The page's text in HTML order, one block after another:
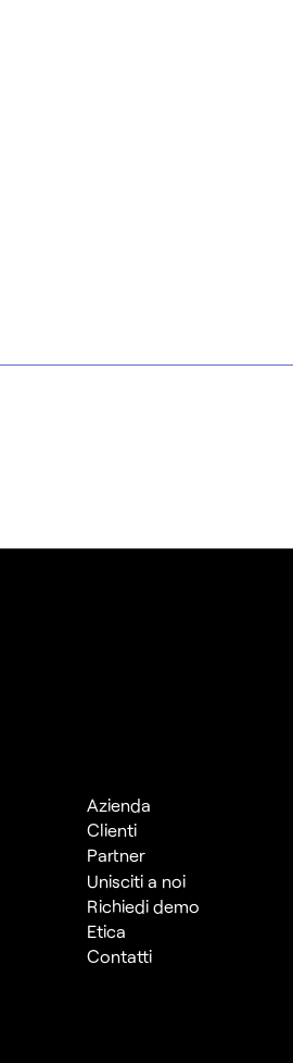
Azienda
Clienti
Partner
Unisciti a noi
Richiedi demo
Etica
Contatti